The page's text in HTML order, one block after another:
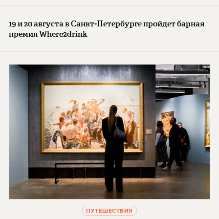
19 и 20 августа в Санкт-Петербурге пройдет барная
премия Where2drink
ПУТЕШЕСТВИЯ